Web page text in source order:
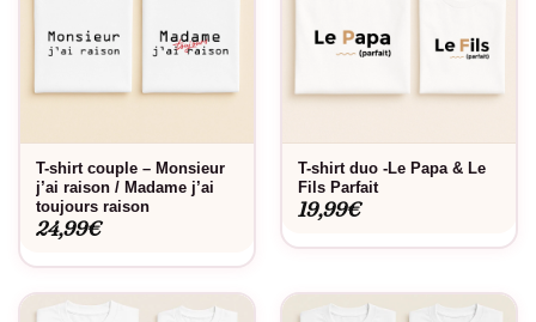
T-shirt couple – Monsieur
j’ai raison / Madame j’ai
toujours raison
24,99€
T-shirt duo -Le Papa & Le
Fils Parfait
19,99€